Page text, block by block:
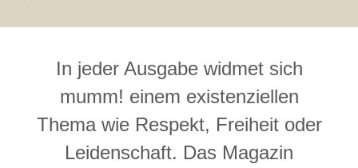
In jeder Ausgabe widmet sich
mumm! einem existenziellen
Thema wie Respekt, Freiheit oder
Leidenschaft. Das Magazin